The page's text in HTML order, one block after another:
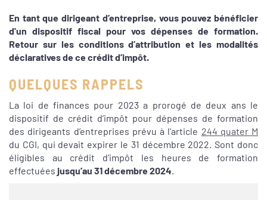
En tant que dirigeant d’entreprise, vous pouvez bénéficier
d'un dispositif fiscal pour vos dépenses de formation.
Retour sur les conditions d’attribution et les modalités
déclaratives de ce crédit d’impôt.
QUELQUES RAPPELS
La loi de finances pour 2023 a prorogé de deux ans le
dispositif de crédit d’impôt pour dépenses de formation
des dirigeants d’entreprises prévu à l'article 244 quater M
du CGI, qui devait expirer le 31 décembre 2022. Sont donc
éligibles au crédit d’impôt les heures de formation
effectuées jusqu’au 31 décembre 2024.